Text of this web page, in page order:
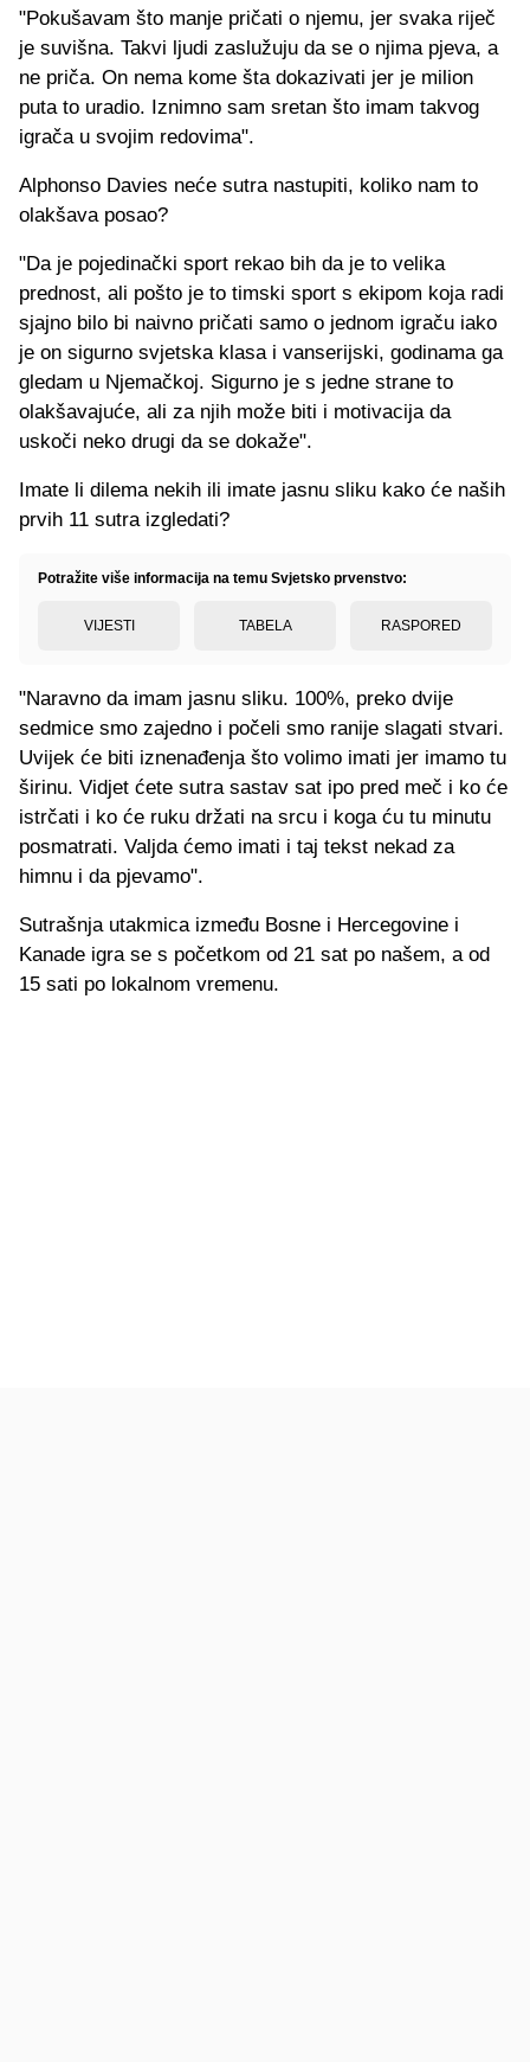
"Pokušavam što manje pričati o njemu, jer svaka riječ
je suvišna. Takvi ljudi zaslužuju da se o njima pjeva, a
ne priča. On nema kome šta dokazivati jer je milion
puta to uradio. Iznimno sam sretan što imam takvog
igrača u svojim redovima".
Alphonso Davies neće sutra nastupiti, koliko nam to
olakšava posao?
"Da je pojedinački sport rekao bih da je to velika
prednost, ali pošto je to timski sport s ekipom koja radi
sjajno bilo bi naivno pričati samo o jednom igraču iako
je on sigurno svjetska klasa i vanserijski, godinama ga
gledam u Njemačkoj. Sigurno je s jedne strane to
olakšavajuće, ali za njih može biti i motivacija da
uskoči neko drugi da se dokaže".
Imate li dilema nekih ili imate jasnu sliku kako će naših
prvih 11 sutra izgledati?
Potražite više informacija na temu Svjetsko prvenstvo:
VIJESTI TABELA RASPORED
"Naravno da imam jasnu sliku. 100%, preko dvije
sedmice smo zajedno i počeli smo ranije slagati stvari.
Uvijek će biti iznenađenja što volimo imati jer imamo tu
širinu. Vidjet ćete sutra sastav sat ipo pred meč i ko će
istrčati i ko će ruku držati na srcu i koga ću tu minutu
posmatrati. Valjda ćemo imati i taj tekst nekad za
himnu i da pjevamo".
Sutrašnja utakmica između Bosne i Hercegovine i
Kanade igra se s početkom od 21 sat po našem, a od
15 sati po lokalnom vremenu.